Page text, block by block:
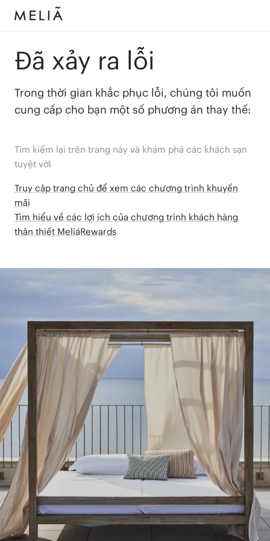
Đã xảy ra lỗi
Trong thời gian khắc phục lỗi, chúng tôi muốn
cung cấp cho bạn một số phương án thay thế:
Tìm kiếm lại trên trang này và khám phá các khách sạn
tuyệt vời
Truy cập trang chủ để xem các chương trình khuyến
mãi
Tìm hiểu về các lợi ích của chương trình khách hàng
thân thiết MeliáRewards